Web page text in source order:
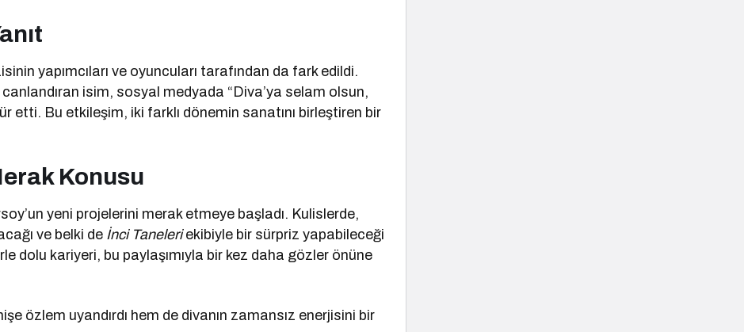
yapımcıları ve oyuncuları tarafından da fark edildi.
isim, sosyal medyada “Diva’ya selam olsun,
etti. Bu etkileşim, iki farklı dönemin sanatını birleştiren bir
Konusu
yeni projelerini merak etmeye başladı. Kulislerde,
ve belki de İnci Taneleriekibiyle bir sürpriz yapabileceği
dolu kariyeri, bu paylaşımıyla bir kez daha gözler önüne
özlem uyandırdı hem de divanın zamansız enerjisini bir